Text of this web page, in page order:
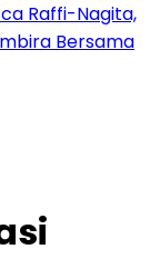
Raffi-Nagita,
Bersama